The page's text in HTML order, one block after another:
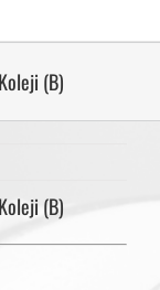
(B)
(B)